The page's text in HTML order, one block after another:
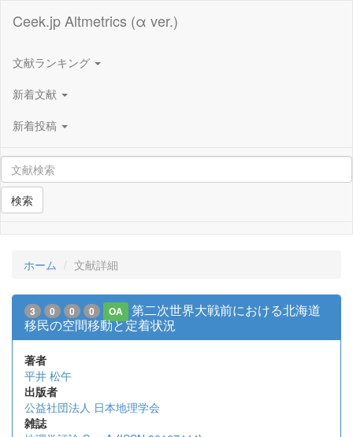
Ceek.jp Altmetrics (α ver.)
文献ランキング
新着文献
新着投稿
検索
ホーム 文献詳細
3 0 0 0 OA
第二次世界大戦前における北海道
移民の空間移動と定着状況
著者
平井 松午
出版者
公益社団法人 日本地理学会
雑誌